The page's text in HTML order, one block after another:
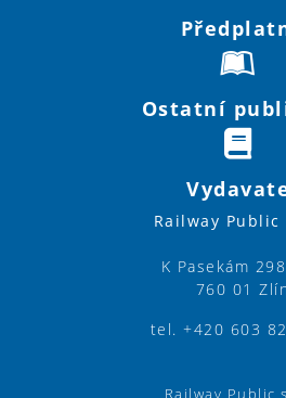
Ostatní
Railway Public
K Pasekám
760 01
tel. +420 603
Railway Public